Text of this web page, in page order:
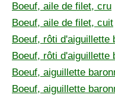
Boeuf, aile de filet, cru
Boeuf, aile de filet, cuit
Boeuf, rôti d'aiguillette
Boeuf, rôti d'aiguillette
Boeuf, aiguillette
Boeuf, aiguillette